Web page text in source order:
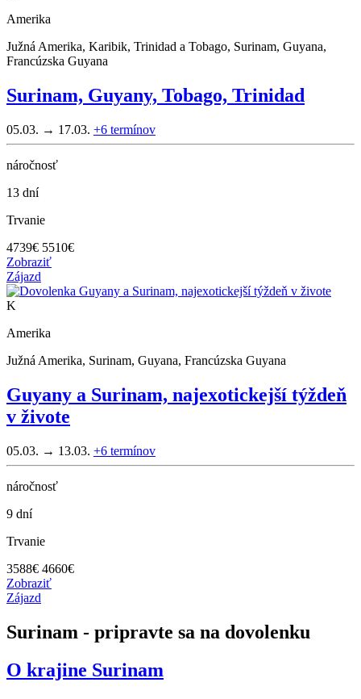
Amerika
Južná Amerika, Karibik, Trinidad a Tobago, Surinam, Guyana,
Francúzska Guyana
Surinam, Guyany, Tobago, Trinidad
05.03. → 17.03. +6 termínov
náročnosť
13 dní
Trvanie
4739€ 5510€
Zobraziť
Zájazd
K
Amerika
Južná Amerika, Surinam, Guyana, Francúzska Guyana
Guyany a Surinam, najexotickejší týždeň
v živote
05.03. → 13.03. +6 termínov
náročnosť
9 dní
Trvanie
3588€ 4660€
Zobraziť
Zájazd
Surinam - pripravte sa na dovolenku
O krajine Surinam